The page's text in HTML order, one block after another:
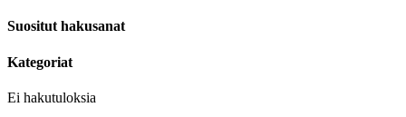
Suositut hakusanat
Kategoriat
Ei hakutuloksia